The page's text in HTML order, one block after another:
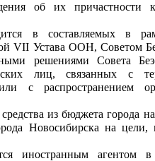
об их причастности к
в составляемых в
VII Устава ООН, Советом
решениями Совета
лиц, связанных с
с распространением
средства из бюджета города
Новосибирска на цели,
иностранным агентом